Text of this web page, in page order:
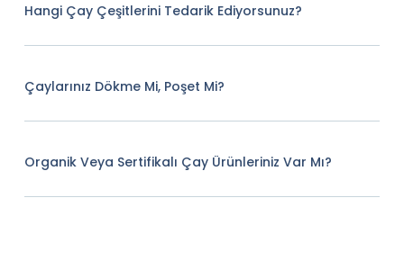
Hangi Çay Çeşitlerini Tedarik Ediyorsunuz?
Çaylarınız Dökme Mi, Poşet Mi?
Organik Veya Sertifikalı Çay Ürünleriniz Var Mı?